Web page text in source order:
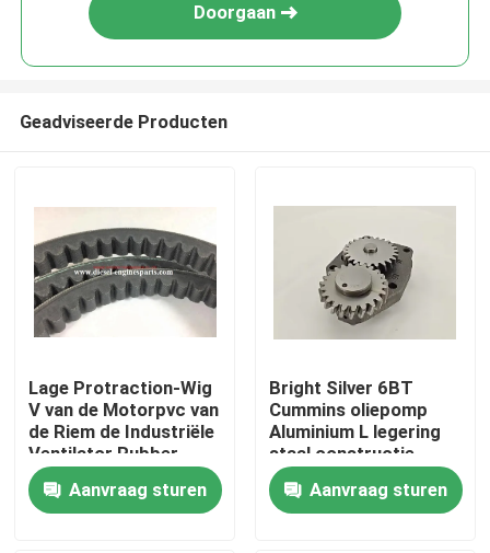
Thuis
Doorgaan
Geadviseerde Producten
Lage Protraction-Wig
V van de Motorpvc van
de Riem de Industriële
Ventilator Rubber
Klassieke Timing
Aanvraag sturen
Bright Silver 6BT
Cummins oliepomp
Aluminium L legering
staal constructie
Aanvraag sturen